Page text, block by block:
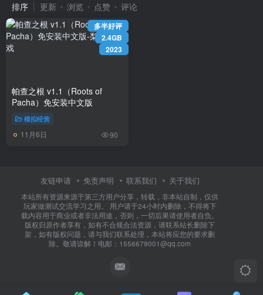
排序
更新 浏览 点赞 评论
多半好评
2.4GB
2023
帕查之根 v1.1（Roots of
Pacha）免安装中文版
模拟经营
11月6日 90
友链申请 免责声明 联系我们 关于我们
本站所有资源来源于第三方用户分享，转载，非本站自制，仅供
玩家做测试交流学习之用。 用户请于24小时内删除，不得将下
载内容用于商业或者非法用途，否则，一切后果请使用者自负。
版权归原作者享有，如有不合规合法资源，请联系站长删除下
架，如有版权问题，请与我们联系处理，本站将应您的要求删
除。敬请谅解！电邮：1556679001@qq.com